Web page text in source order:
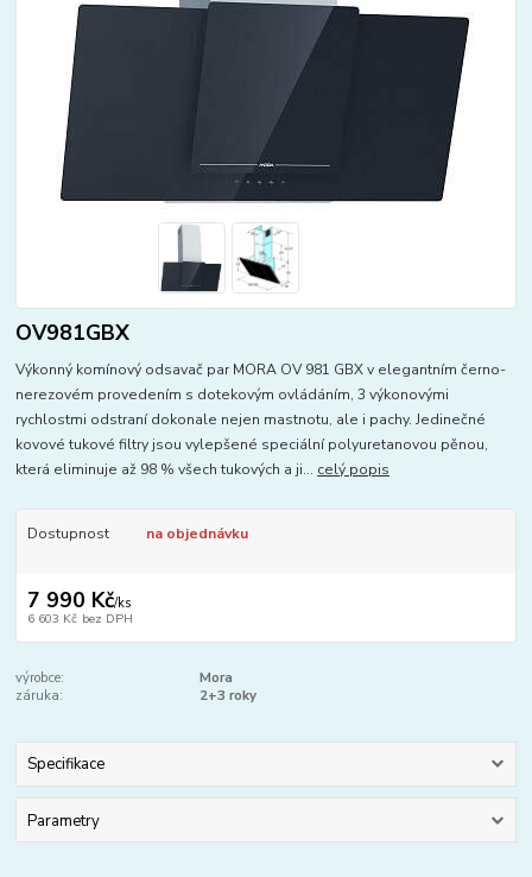
OV981GBX
Výkonný komínový odsavač par MORA OV 981 GBX v elegantním černo-
nerezovém provedením s dotekovým ovládáním, 3 výkonovými
rychlostmi odstraní dokonale nejen mastnotu, ale i pachy. Jedinečné
kovové tukové filtry jsou vylepšené speciální polyuretanovou pěnou,
která eliminuje až 98 % všech tukových a ji... celý popis
Dostupnost na objednávku
7 990 Kč/ks
6 603 Kč bez DPH
výrobce:
Mora
záruka:
2+3 roky
Specifikace
Parametry